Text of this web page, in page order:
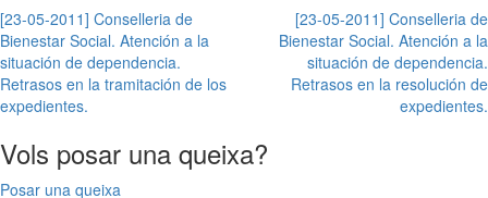
Post
navigation
[23-05-2011] Conselleria de
Bienestar Social. Atención a la
situación de dependencia.
Retrasos en la tramitación de los
expedientes.
[23-05-2011] Conselleria de
Bienestar Social. Atención a la
situación de dependencia.
Retrasos en la resolución de
expedientes.
Vols posar una queixa?
Posar una queixa